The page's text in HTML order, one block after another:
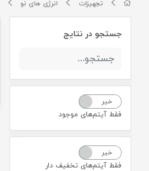
تجهیزات انرژی های نو
جستجو در نتایج
خیر
فقط آیتم‌های موجود
خیر
فقط آیتم‌های تخفیف دار